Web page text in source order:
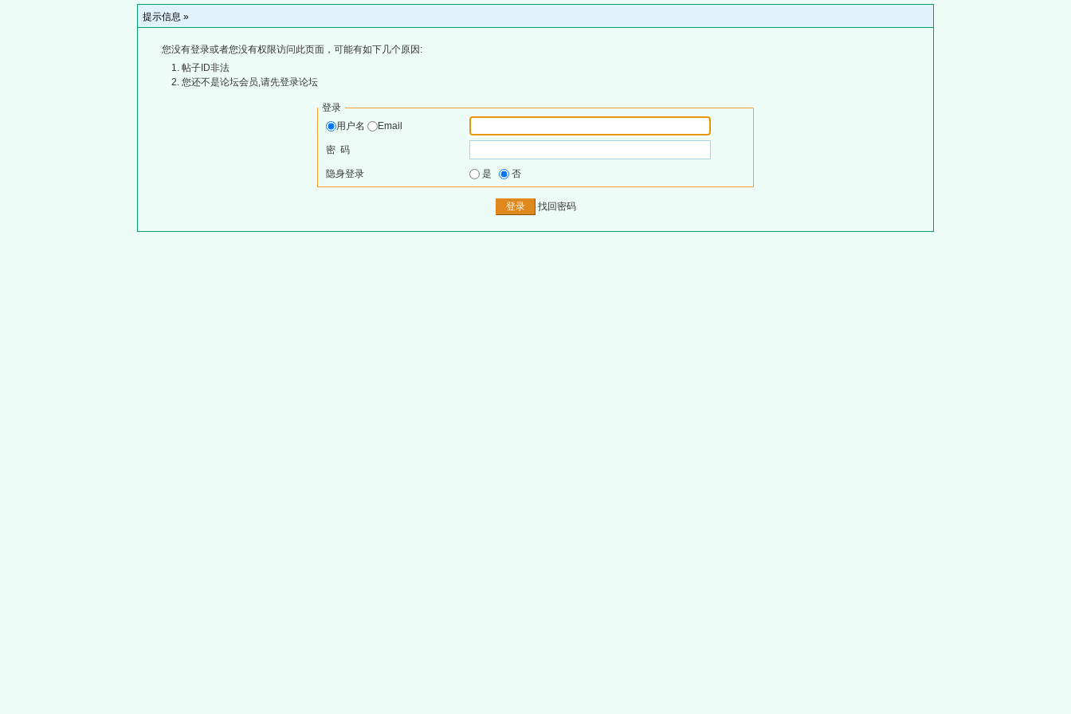
提示信息 »
您没有登录或者您没有权限访问此页面，可能有如下几个原因:
帖子ID非法
您还不是论坛会员,请先登录论坛
登录
用户名
Email
密 码
隐身登录 是 否
找回密码